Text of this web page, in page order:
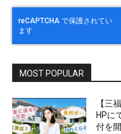
MOST POPULAR
【三
HPに
付を